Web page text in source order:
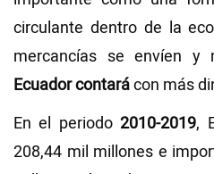
circulante dentro de la
mercancías se envíen y
Ecuadorcontarácon más
En el periodo2010-2019,
208,44 mil millones e